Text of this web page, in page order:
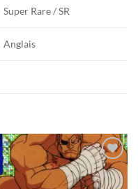
Super Rare / SR
Anglais
Add to
wishlist